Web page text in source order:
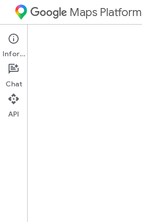
Maps Platform
Android
Guías
Información
Chat
API